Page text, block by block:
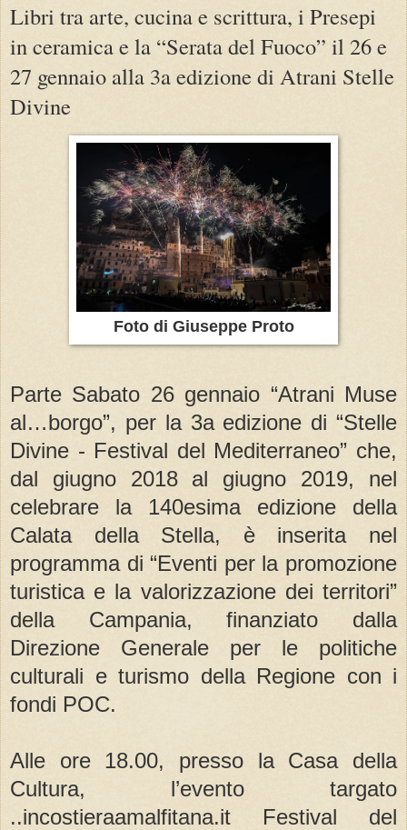
Libri tra arte, cucina e scrittura, i Presepi
in ceramica e la “Serata del Fuoco” il 26 e
27 gennaio alla 3a edizione di Atrani Stelle
Divine
Foto di Giuseppe Proto
Parte Sabato 26 gennaio “Atrani Muse
al…borgo”, per la 3a edizione di “Stelle
Divine - Festival del Mediterraneo” che,
dal giugno 2018 al giugno 2019, nel
celebrare la 140esima edizione della
Calata della Stella, è inserita nel
programma di “Eventi per la promozione
turistica e la valorizzazione dei territori”
della Campania, finanziato dalla
Direzione Generale per le politiche
culturali e turismo della Regione con i
fondi POC.
Alle ore 18.00, presso la Casa della
Cultura, l’evento targato
..incostieraamalfitana.it Festival del